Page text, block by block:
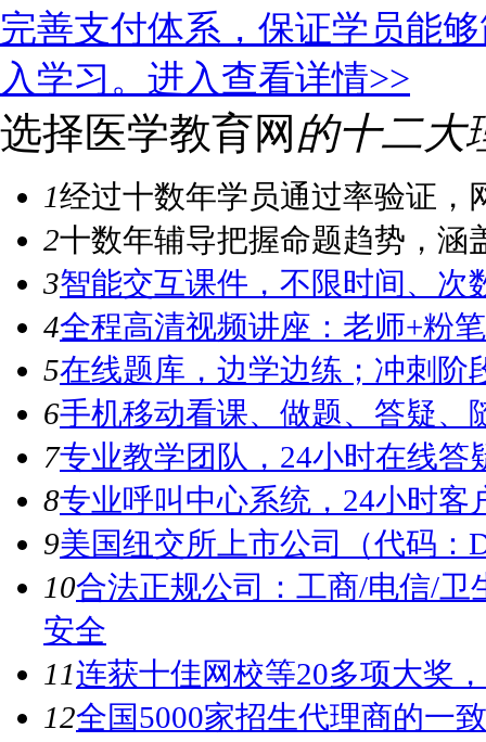
完善支付体系，保证学员能
入学习。 进入查看详情>>
选择医学教育网 的十二大
1经过十数年学员通过率验证，
2十数年辅导把握命题趋势，涵
3智能交互课件，不限时间、次
4全程高清视频讲座：老师+粉
5在线题库，边学边练；冲刺阶
6手机移动看课、做题、答疑、
7专业教学团队，24小时在线答
8专业呼叫中心系统，24小时客
9美国纽交所上市公司（代码
10合法正规公司：工商/电信/卫
安全
11连获十佳网校等20多项大奖
12全国5000家招生代理商的一